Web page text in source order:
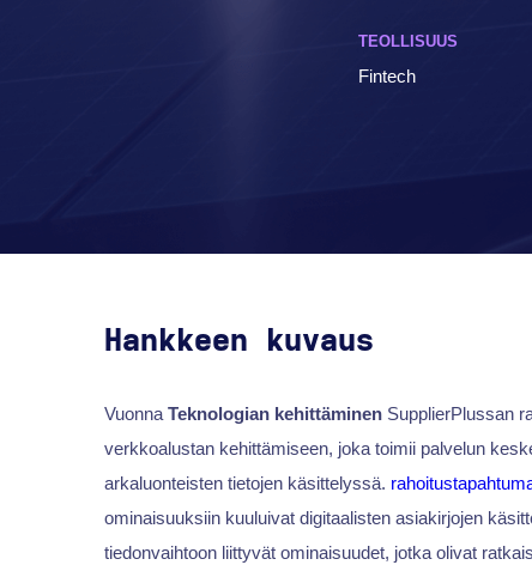
TEOLLISUUS
Fintech
Hankkeen kuvaus
Vuonna Teknologian kehittäminenSupplierPlussan
verkkoalustan kehittämiseen, joka toimii palvelun
arkaluonteisten tietojen käsittelyssä.
ominaisuuksiin kuuluivat digitaalisten asiakirjojen
tiedonvaihtoon liittyvät ominaisuudet, jotka olivat